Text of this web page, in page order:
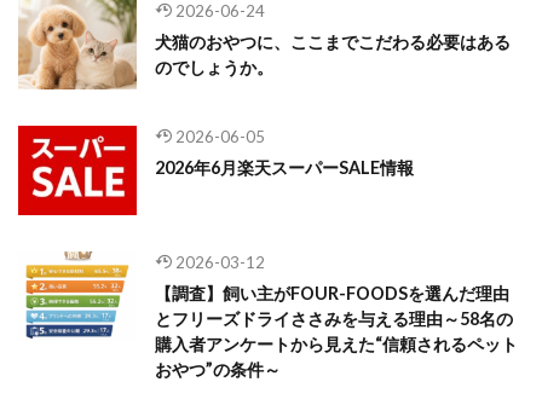
2026-06-24
犬猫のおやつに、ここまでこだわる必要はある
のでしょうか。
2026-06-05
2026年6月楽天スーパーSALE情報
2026-03-12
【調査】飼い主がFOUR-FOODSを選んだ理由
とフリーズドライささみを与える理由～58名の
購入者アンケートから見えた“信頼されるペット
おやつ”の条件～